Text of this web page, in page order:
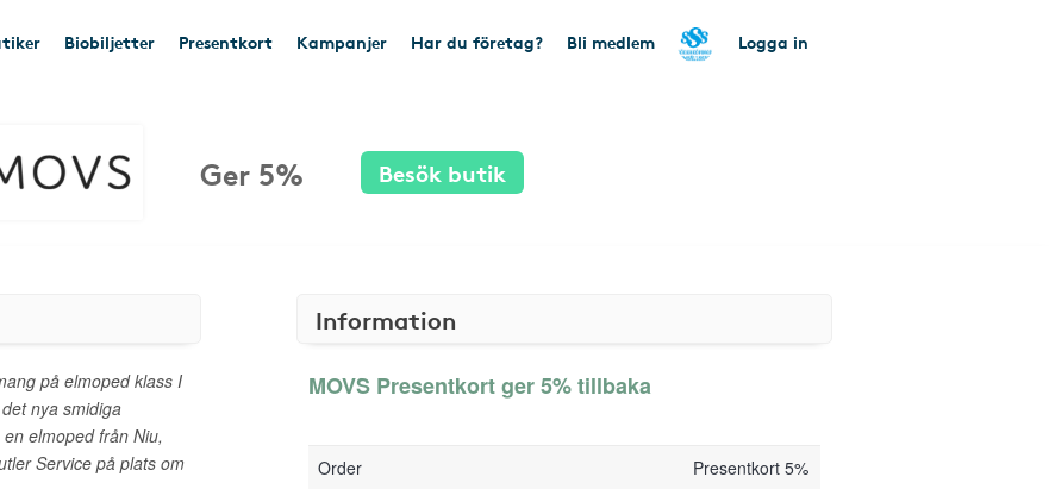
Biobiljetter Presentkort Kampanjer Har du företag? Bli medlem Logga in
Ger 5% Besök butik
på elmoped klass I
nya smidiga
elmoped från Niu,
Service på plats om
Information
MOVS Presentkort ger 5% tillbaka
Order Presentkort 5%